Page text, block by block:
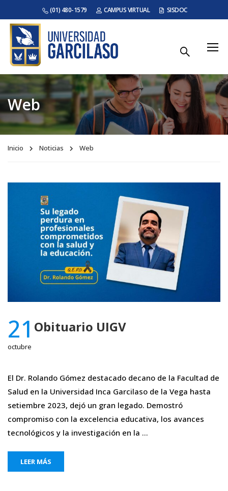
(01) 480-1579 CAMPUS VIRTUAL SISDOC
Web
Inicio Noticias Web
21
octubre
Obituario UIGV
El Dr. Rolando Gómez destacado decano de la Facultad de
Salud en la Universidad Inca Garcilaso de la Vega hasta
setiembre 2023, dejó un gran legado. Demostró
compromiso con la excelencia educativa, los avances
tecnológicos y la investigación en la …
LEER MÁS